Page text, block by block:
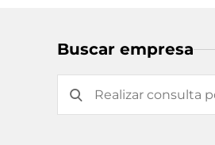
Buscar empresa